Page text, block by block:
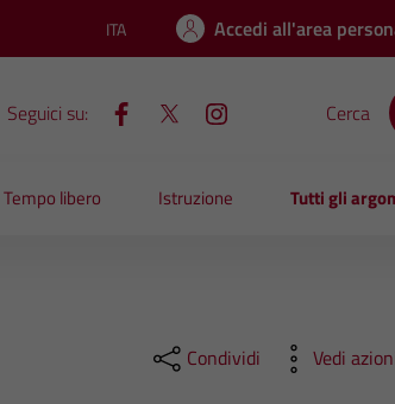
Lingua attiva:
ITA Accedi all'area
Seguici su: Cerca
Tempo libero Istruzione Tutti gli
Condividi Vedi